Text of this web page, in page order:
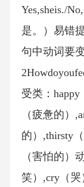
Yes,sheis./
是。）易错
句中动词要
受类：
（疲惫的）
的）,thirsty
（害怕的）
笑）,cry（哭